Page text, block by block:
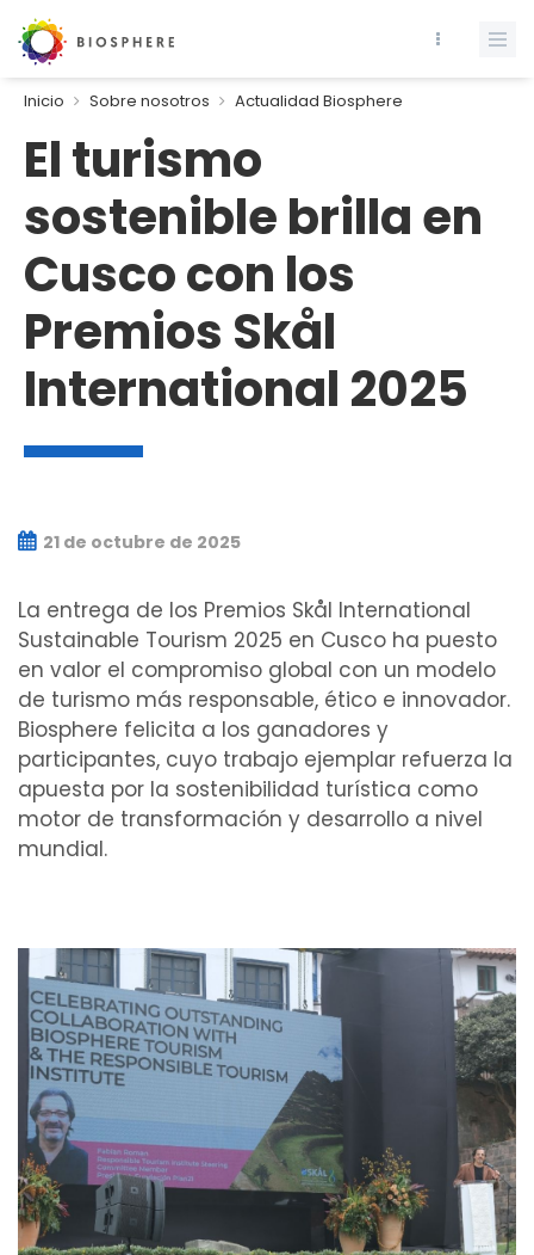
Inicio Sobre nosotros Actualidad Biosphere
El turismo
sostenible brilla en
Cusco con los
Premios Skål
International 2025
21 de octubre de 2025
La entrega de los Premios Skål International
Sustainable Tourism 2025 en Cusco ha puesto
en valor el compromiso global con un modelo
de turismo más responsable, ético e innovador.
Biosphere felicita a los ganadores y
participantes, cuyo trabajo ejemplar refuerza la
apuesta por la sostenibilidad turística como
motor de transformación y desarrollo a nivel
mundial.